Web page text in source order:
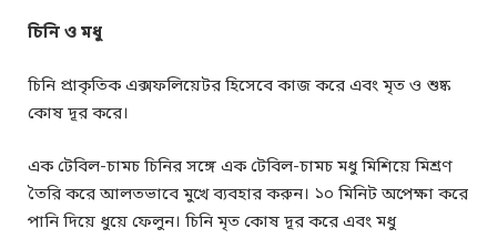
চিনি ও মধু
চিনি প্রাকৃতিক এক্সফলিয়েটর হিসেবে কাজ করে এবং মৃত ও শুষ্ক
কোষ দূর করে।
এক টেবিল-চামচ চিনির সঙ্গে এক টেবিল-চামচ মধু মিশিয়ে মিশ্রণ
তৈরি করে আলতভাবে মুখে ব্যবহার করুন। ১০ মিনিট অপেক্ষা করে
পানি দিয়ে ধুয়ে ফেলুন। চিনি মৃত কোষ দূর করে এবং মধু